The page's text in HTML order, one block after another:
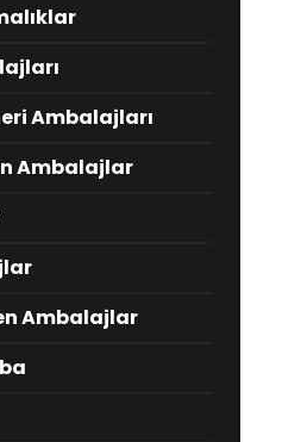
Ambalajları
Ambalajlar
Ambalajlar